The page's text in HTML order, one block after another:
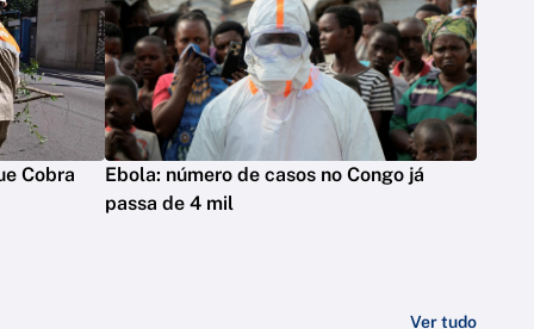
Cobra
Ebola: número de casos no Congo já
passa de 4 mil
Ver tudo